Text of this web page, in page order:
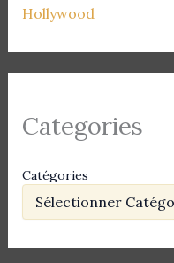
Hollywood
Categories
Catégories